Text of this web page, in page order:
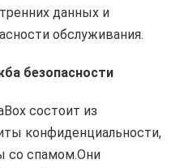
данных и
обслуживания.
безопасности
состоит из
конфиденциальности,
со спамом.Они